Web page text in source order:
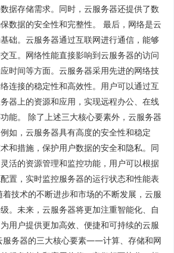
据存储需求。同时，云服务器还提供了数
数据的安全性和完整性。 最后，网络是云
础。云服务器通过互联网进行通信，能够
互。网络性能直接影响到云服务器的访问
时间等方面。云服务器采用先进的网络技
连接的稳定性和高效性。用户可以通过互
器上的资源和应用，实现远程办公、在线
能。 除了上述三大核心要素外，云服务器
如，云服务器具有高度的安全性和稳定
和措施，保护用户数据的安全和隐私。同
活的资源管理和监控功能，用户可以根据
置，实时监控服务器的运行状态和性能表
技术的不断进步和市场的不断发展，云服
。未来，云服务器将更加注重智能化、自
用户提供更加高效、便捷和可持续的云服
服务器的三大核心要素——计算、存储和网